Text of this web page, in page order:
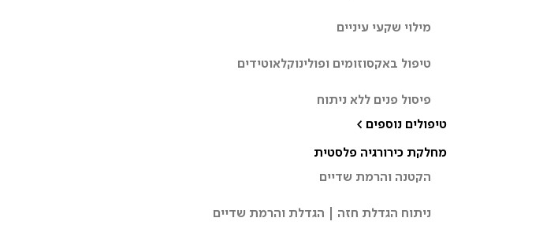
מילוי שקעי עיניים
טיפול באקסוזומים ופולינוקלאוטידים
פיסול פנים ללא ניתוח
טיפולים נוספים >
מחלקת כירורגיה פלסטית
הקטנה והרמת שדיים
ניתוח הגדלת חזה | הגדלת והרמת שדיים